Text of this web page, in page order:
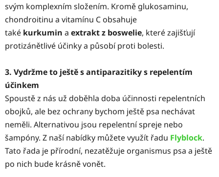
svým komplexním složením. Kromě glukosaminu,
chondroitinu a vitamínu C obsahuje
také kurkumin a extrakt z boswelie, které zajišťují
protizánětlivé účinky a působí proti bolesti.
3. Vydržme to ještě s antiparazitiky s repelentím
účinkem
Spoustě z nás už doběhla doba účinnosti repelentních
obojků, ale bez ochrany bychom ještě psa nechávat
neměli. Alternativou jsou repelentní spreje nebo
šampóny. Z naší nabídky můžete využít řadu Flyblock.
Tato řada je přírodní, nezatěžuje organismus psa a ještě
po nich bude krásně vonět.